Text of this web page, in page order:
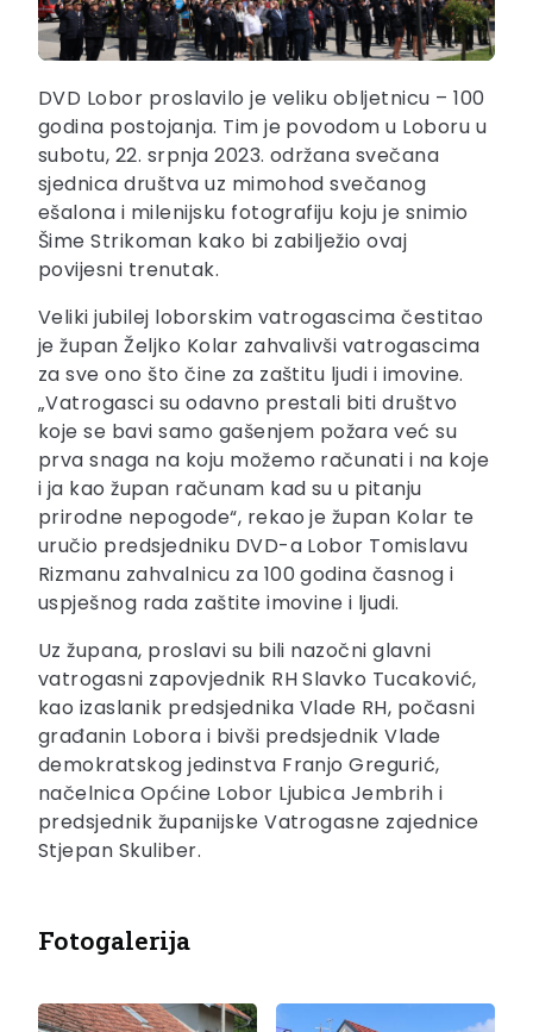
DVD Lobor proslavilo je veliku obljetnicu – 100
godina postojanja. Tim je povodom u Loboru u
subotu, 22. srpnja 2023. održana svečana
sjednica društva uz mimohod svečanog
ešalona i milenijsku fotografiju koju je snimio
Šime Strikoman kako bi zabilježio ovaj
povijesni trenutak.
Veliki jubilej loborskim vatrogascima čestitao
je župan Željko Kolar zahvalivši vatrogascima
za sve ono što čine za zaštitu ljudi i imovine.
„Vatrogasci su odavno prestali biti društvo
koje se bavi samo gašenjem požara već su
prva snaga na koju možemo računati i na koje
i ja kao župan računam kad su u pitanju
prirodne nepogode“, rekao je župan Kolar te
uručio predsjedniku DVD-a Lobor Tomislavu
Rizmanu zahvalnicu za 100 godina časnog i
uspješnog rada zaštite imovine i ljudi.
Uz župana, proslavi su bili nazočni glavni
vatrogasni zapovjednik RH Slavko Tucaković,
kao izaslanik predsjednika Vlade RH, počasni
građanin Lobora i bivši predsjednik Vlade
demokratskog jedinstva Franjo Gregurić,
načelnica Općine Lobor Ljubica Jembrih i
predsjednik županijske Vatrogasne zajednice
Stjepan Skuliber.
Fotogalerija